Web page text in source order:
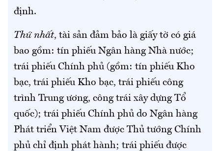
định.
Thứ nhất, tài sản đảm bảo là giấy tờ có giá
bao gồm: tín phiếu Ngân hàng Nhà nước;
trái phiếu Chính phủ (gồm: tín phiếu Kho
bạc, trái phiếu Kho bạc, trái phiếu công
trình Trung ương, công trái xây dựng Tổ
quốc); trái phiếu Chính phủ do Ngân hàng
Phát triển Việt Nam được Thủ tướng Chính
phủ chỉ định phát hành; trái phiếu được